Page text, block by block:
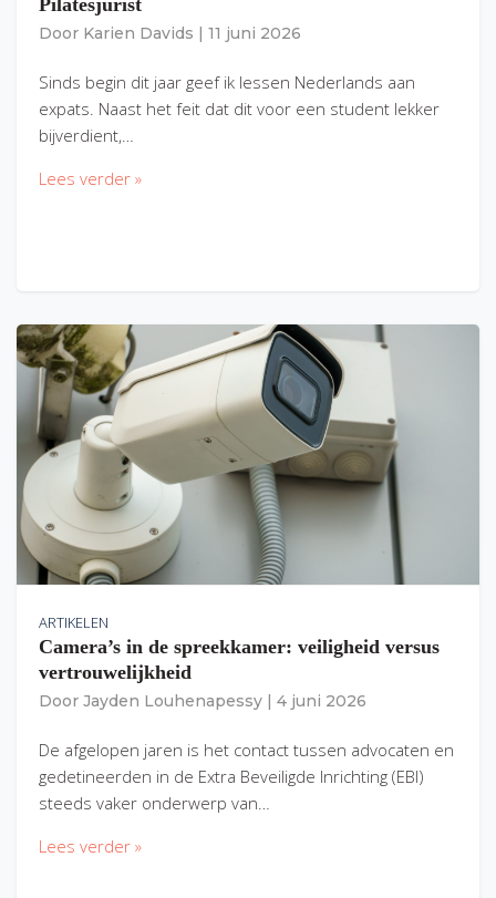
Pilatesjurist
Door Karien Davids 11 juni 2026
Sinds begin dit jaar geef ik lessen Nederlands aan
expats. Naast het feit dat dit voor een student lekker
bijverdient,…
Lees verder »
ARTIKELEN
Camera’s in de spreekkamer: veiligheid versus
vertrouwelijkheid
Door Jayden Louhenapessy 4 juni 2026
De afgelopen jaren is het contact tussen advocaten en
gedetineerden in de Extra Beveiligde Inrichting (EBI)
steeds vaker onderwerp van…
Lees verder »